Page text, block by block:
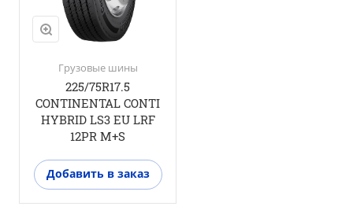
Грузовые шины
225/75R17.5
CONTINENTAL CONTI
HYBRID LS3 EU LRF
12PR M+S
Добавить в заказ